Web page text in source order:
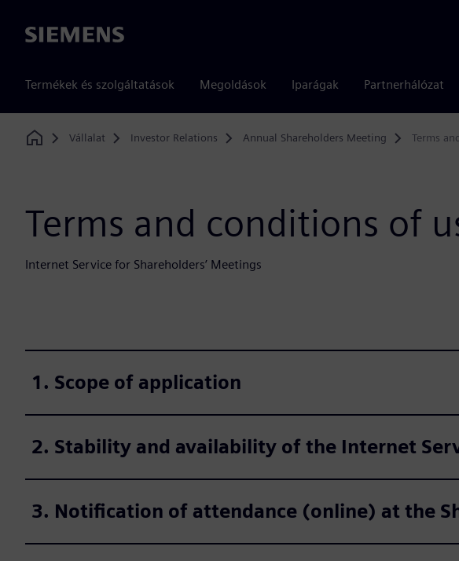
Siemens
Termékek és szolgáltatások Megoldások Iparágak Partnerhálózat
Home
Vállalat Investor Relations Annual Shareholders Meeting Terms
Terms and conditions of
Internet Service for Shareholders’ Meetings
1. Scope of application
2. Stability and availability of the Internet
3. Notification of attendance (online) at the